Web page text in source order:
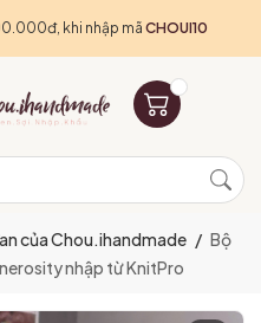
khi nhập mã CHOUI10
của Chou.ihandmade / Bộ
nhập từ KnitPro